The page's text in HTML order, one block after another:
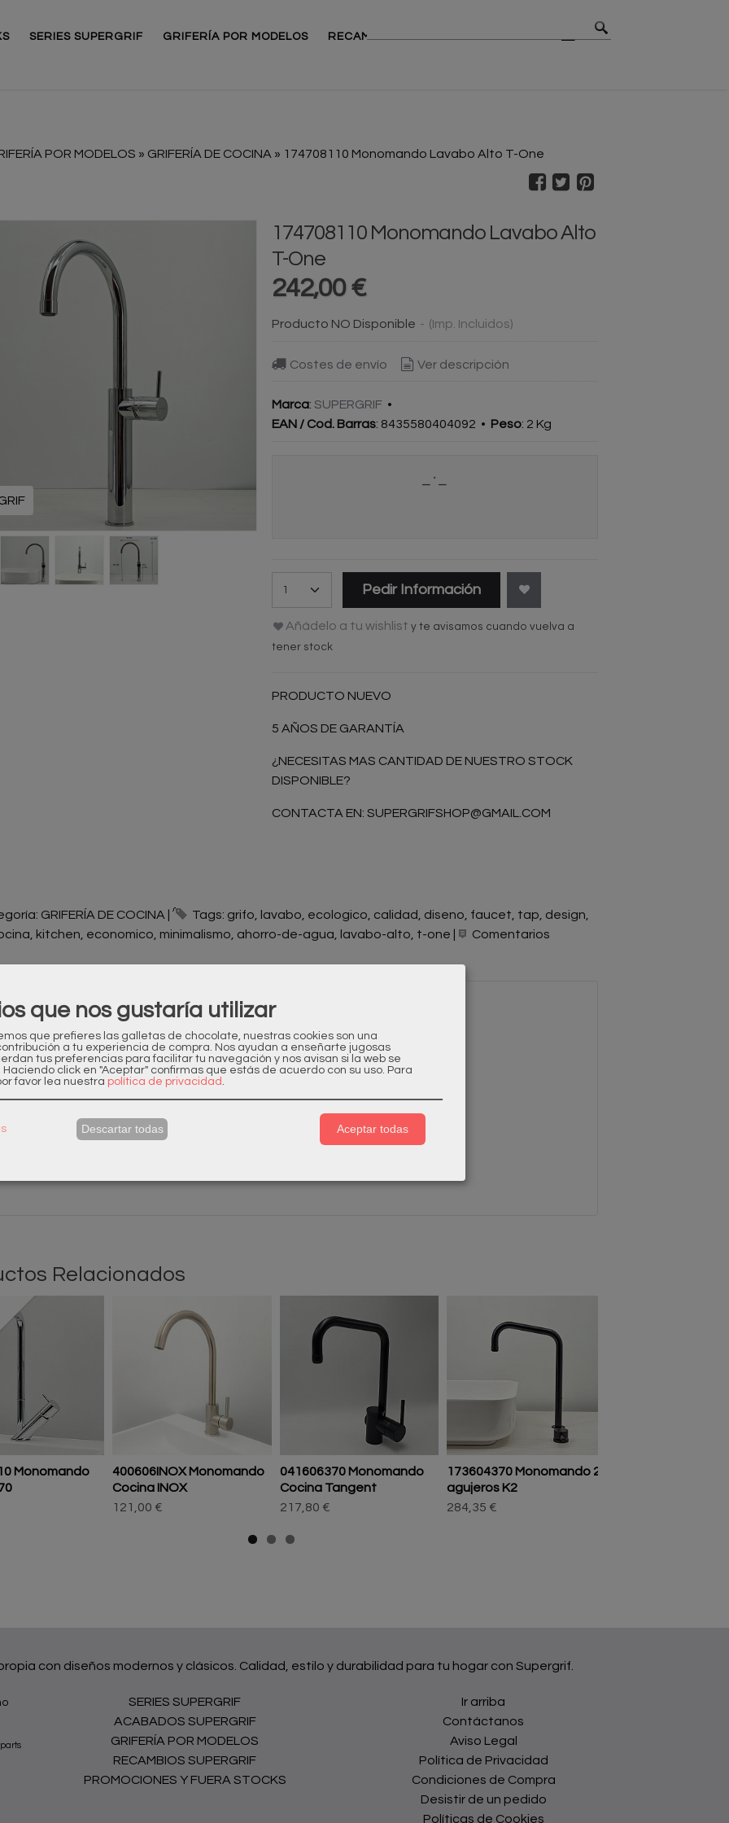
SERIES SUPERGRIF GRIFERÍA POR MODELOS RECAMBIOS CONTACTO BLOG
POR MODELOS » GRIFERÍA DE COCINA » 174708110 Monomando Lavabo Alto T-One
174708110 Monomando Lavabo Alto
T-One
242,00 €
Producto NO Disponible - (Imp. Incluidos)
Costes de envío Ver descripción
Marca: SUPERGRIF•
EAN / Cod. Barras: 8435580404092 • Peso: 2 Kg
Pedir Información
Añádelo a tu wishlist y te avisamos cuando vuelva a
tener stock
PRODUCTO NUEVO
5 AÑOS DE GARANTÍA
¿NECESITAS MAS CANTIDAD DE NUESTRO STOCK
DISPONIBLE?
CONTACTA EN: SUPERGRIFSHOP@GMAIL.COM
GRIFERÍA DE COCINA Tags: grifo lavabo ecologico calidad diseno faucet tap design
kitchen economico minimalismo ahorro-de-agua lavabo-alto t-one Comentarios
COSTES DE ENVÍO
T-One
Relacionados
Monomando
400606INOX Monomando
Cocina INOX
121,00 €
041606370 Monomando
Cocina Tangent
217,80 €
173604370 Monomando 2
agujeros K2
284,35 €
con diseños modernos y clásicos. Calidad, estilo y durabilidad para tu hogar con Supergrif.
SERIES SUPERGRIF
ACABADOS SUPERGRIF
GRIFERÍA POR MODELOS
RECAMBIOS SUPERGRIF
PROMOCIONES Y FUERA STOCKS
Ir arriba
Contáctanos
Aviso Legal
Política de Privacidad
Condiciones de Compra
Desistir de un pedido
Políticas de Cookies
que nos gustaría utilizar
que prefieres las galletas de chocolate, nuestras cookies son una
a tu experiencia de compra. Nos ayudan a enseñarte jugosas
tus preferencias para facilitar tu navegación y nos avisan si la web se
click en "Aceptar" confirmas que estás de acuerdo con su uso. Para
favor lea nuestra política de privacidad .
Descartar todas Aceptar todas